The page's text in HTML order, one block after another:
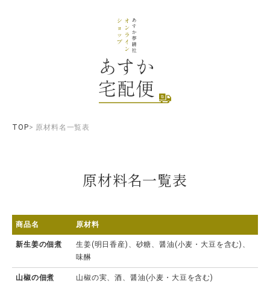
TOP 原材料名一覧表
原材料名一覧表
商品名 原材料
新生姜の佃煮
生姜(明日香産)、砂糖、醤油(小麦・大豆を含む)、
味醂
山椒の佃煮 山椒の実、酒、醤油(小麦・大豆を含む)